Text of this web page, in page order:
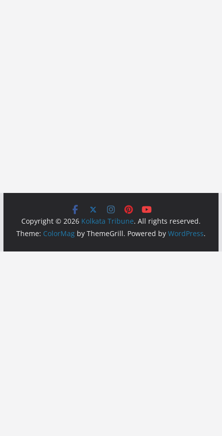
Copyright © 2026 Kolkata Tribune. All rights reserved.
Theme: ColorMagby ThemeGrill. Powered by WordPress.